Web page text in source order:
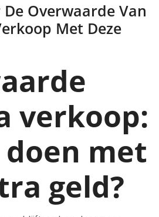
Overwaarde Van
Met Deze
verkoop:
met
geld?